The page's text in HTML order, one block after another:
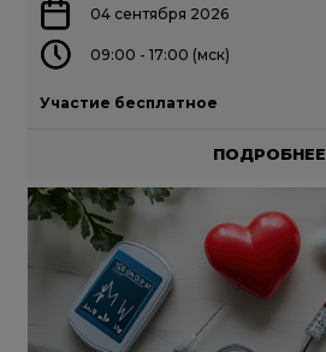
04 сентября 2026
09:00 - 17:00 (мск)
Участие бесплатное
ПОДРОБНЕЕ